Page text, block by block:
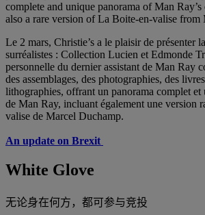
complete and unique panorama of Man
also a rare version of La Boite-en-valise from
Le 2 mars, Christie’s a le plaisir de présenter
surréalistes : Collection Lucien et Edmonde
personnelle du dernier assistant de Man Ray
des assemblages, des photographies, des
lithographies, offrant un panorama complet et
de Man Ray, incluant également une version
valise de Marcel Duchamp.
An update on Brexit
White Glove
无论身在何方，都可参与竞投